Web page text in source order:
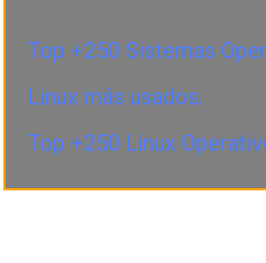
Top +250 Sistemas
Linux más usados.
Top +250 Linux